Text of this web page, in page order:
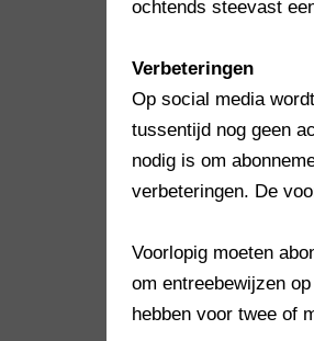
ochtends steevast
Verbeteringen
Op social media
tussentijd nog geen
nodig is om
verbeteringen. De
Voorlopig moeten
om entreebewijzen
hebben voor twee of